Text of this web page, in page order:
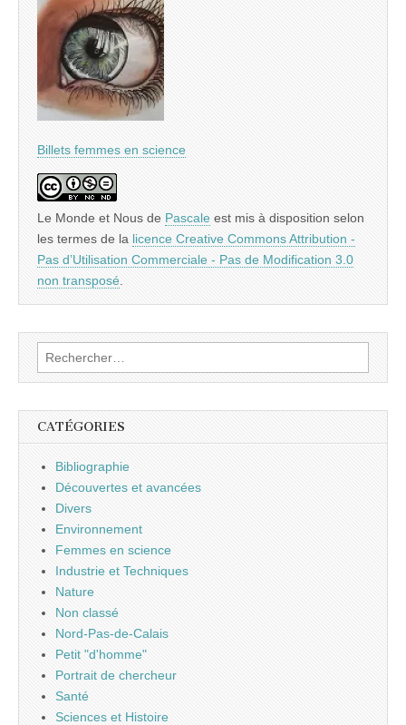
Billets femmes en science
Le Monde et Nous de Pascale est mis à disposition selon
les termes de la licence Creative Commons Attribution -
Pas d’Utilisation Commerciale - Pas de Modification 3.0
non transposé
Rechercher :
CATÉGORIES
Bibliographie
Découvertes et avancées
Divers
Environnement
Femmes en science
Industrie et Techniques
Nature
Non classé
Nord-Pas-de-Calais
Petit "d'homme"
Portrait de chercheur
Santé
Sciences et Histoire